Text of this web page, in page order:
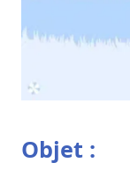
Objet :